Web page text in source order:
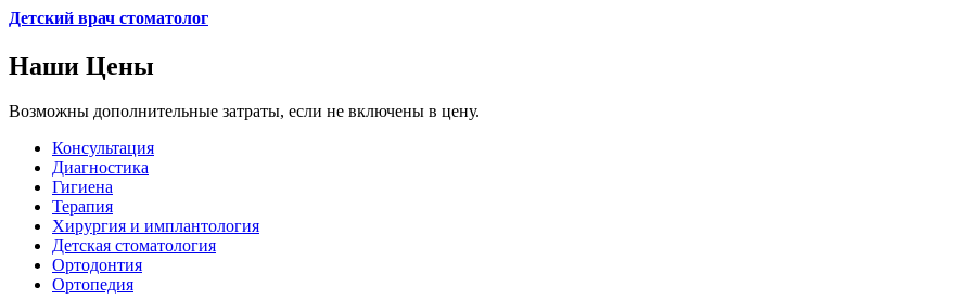
Детский врач стоматолог
Наши Цены
Возможны дополнительные затраты, если не включены в цену.
Консультация
Диагностика
Гигиена
Терапия
Хирургия и имплантология
Детская стоматология
Ортодонтия
Ортопедия